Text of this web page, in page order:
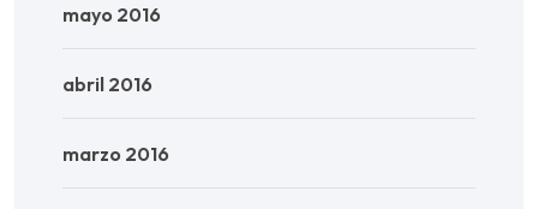
mayo 2016
abril 2016
marzo 2016